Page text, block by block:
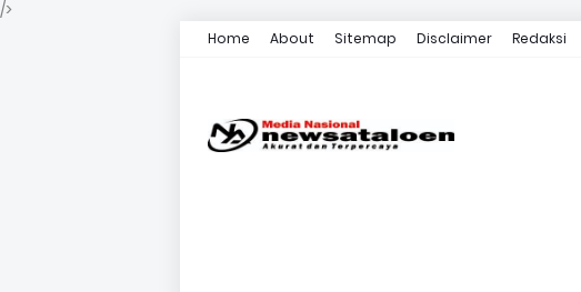
/>
Home About Sitemap Disclaimer Redaksi